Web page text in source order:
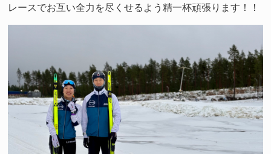
レースでお互い全力を尽くせるよう精一杯頑張ります！！